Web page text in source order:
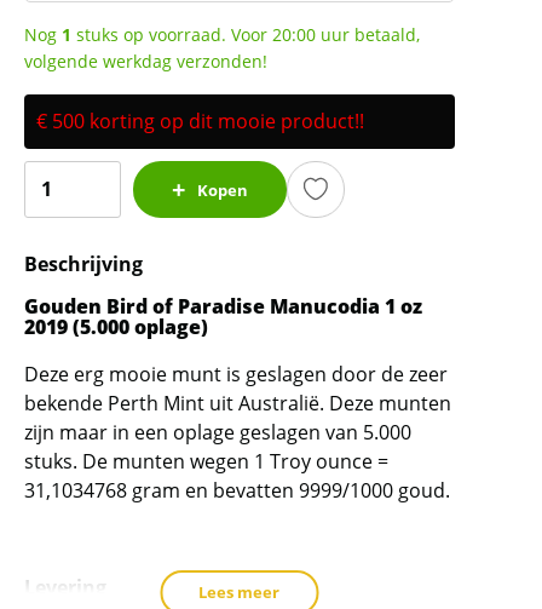
Nog 1 stuks op voorraad. Voor 20:00 uur betaald,
volgende werkdag verzonden!
€ 500 korting op dit mooie product!!
Bird
Paradise
Manucodia
1
2019
(5.000
oplage)
aantal
Kopen
Beschrijving
Gouden Bird of Paradise Manucodia 1 oz
2019 (5.000 oplage)
Deze erg mooie munt is geslagen door de zeer
bekende Perth Mint uit Australië. Deze munten
zijn maar in een oplage geslagen van 5.000
stuks. De munten wegen 1 Troy ounce =
31,1034768 gram en bevatten 9999/1000 goud.
Levering
Lees meer